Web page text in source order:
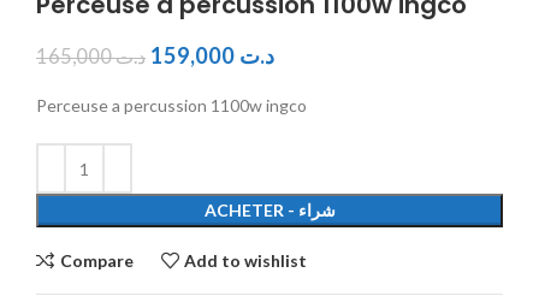
د.ت165,000 د.ت
Perceuse a percussion 1100w ingco
ACHETER - شراء
Compare Add to wishlist